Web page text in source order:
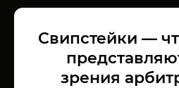
Свипстейки —
зрения